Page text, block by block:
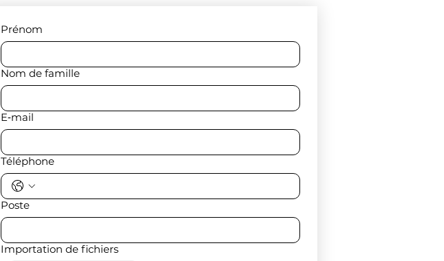
Prénom
Nom de famille
E‑mail
Téléphone
Poste
Importation de fichiers